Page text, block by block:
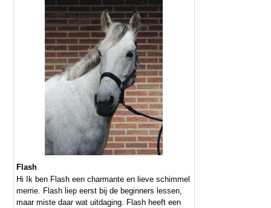
Flash
Hi Ik ben Flash een charmante en lieve schimmel
merrie. Flash liep eerst bij de beginners lessen,
maar miste daar wat uitdaging. Flash heeft een